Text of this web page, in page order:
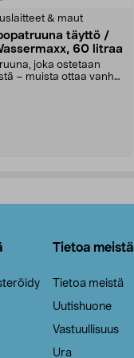
& maut
täyttö /
60 litraa
joka ostetaan
– muista ottaa vanha
Tietoa meistä
Tietoa meistä
Uutishuone
Vastuullisuus
Ura